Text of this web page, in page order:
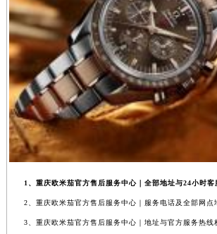
1、重庆欧米茄官方售后服务中心｜全部地址与24小时客
2、重庆欧米茄官方售后服务中心｜服务电话及全部网点
3、重庆欧米茄官方售后服务中心｜地址与官方服务热线